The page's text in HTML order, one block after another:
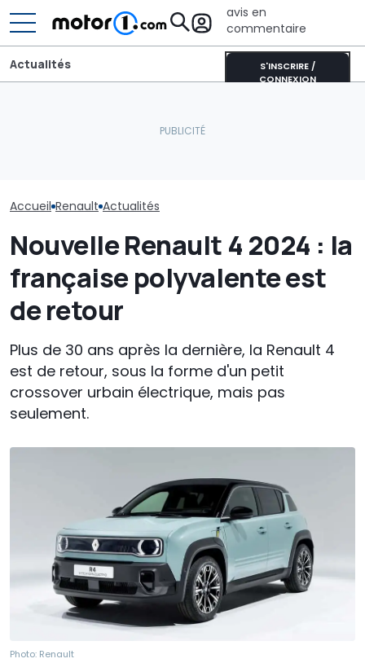
avis en
commentaire
S'INSCRIRE /
CONNEXION
Actualités
Accueil Renault Actualités
Nouvelle Renault 4 2024 : la
française polyvalente est
de retour
Plus de 30 ans après la dernière, la Renault 4
est de retour, sous la forme d'un petit
crossover urbain électrique, mais pas
seulement.
Photo: Renault